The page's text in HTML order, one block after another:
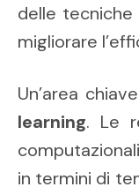
delle tecniche
migliorare
Un’area
learning. Le
in termini di